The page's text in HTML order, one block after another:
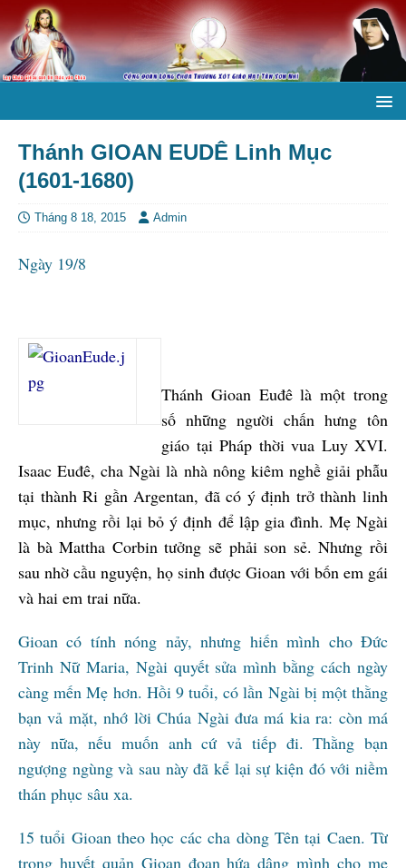
Thánh GIOAN EUDÊ Linh Mục
(1601-1680)
Tháng 8 18, 2015 Admin
Ngày 19/8
Thánh Gioan Euđê là một trong
số những người chấn hưng tôn
giáo tại Pháp thời vua Luy XVI.
Isaac Euđê, cha Ngài là nhà nông kiêm nghề giải phẫu
tại thành Ri gần Argentan, đã có ý định trở thành linh
mục, nhưng rồi lại bỏ ý định để lập gia đình. Mẹ Ngài
là bà Mattha Corbin tưởng sẽ phải son sẻ. Nhưng rồi
sau nhờ cầu nguyện, họ sinh được Gioan với bốn em gái
và hai em trai nữa.
Gioan có tính nóng nảy, nhưng hiến mình cho Đức
Trinh Nữ Maria, Ngài quyết sửa mình bằng cách ngày
càng mến Mẹ hơn. Hồi 9 tuổi, có lần Ngài bị một thằng
bạn vả mặt, nhớ lời Chúa Ngài đưa má kia ra: còn má
này nữa, nếu muốn anh cứ vả tiếp đi. Thằng bạn
ngượng ngùng và sau này đã kể lại sự kiện đó với niềm
thán phục sâu xa.
15 tuổi Gioan theo học các cha dòng Tên tại Caen. Từ
trong huyết quản Gioan đoan hứa dâng mình cho mẹ